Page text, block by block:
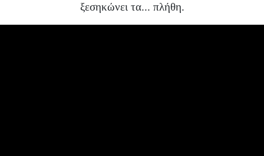
ξεσηκώνει τα... πλήθη.